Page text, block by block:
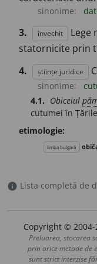
sinonime:
3. învechit
Lege
statornicite prin
4.
științe juridice
sinonime:
4.1. Obiceiul
cutumei în
etimologie:
limba bulgară
info Lista completă de
Copyright ©
Preluarea, stocarea
prin orice metode de
sunt strict interzise